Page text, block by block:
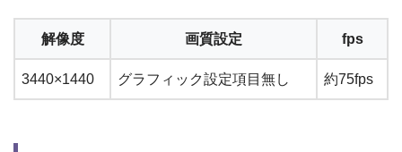
解像度 画質設定 fps
3440×1440 グラフィック設定項目無し 約75fps